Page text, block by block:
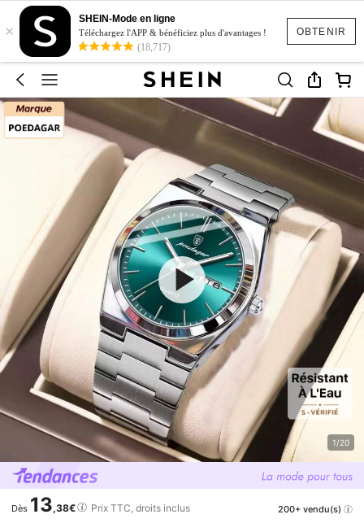
OBTENIR
×
SHEIN-Mode en ligne
Téléchargez l'APP & bénéficiez plus d'avantages !
(18,717)
1/20
Dès 13,38€ Prix TTC, droits inclus 200+ vendu(s)